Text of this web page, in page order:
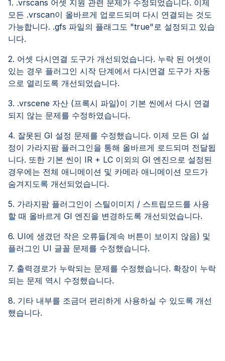
1. .vrscans 어셋 지원 관련 문제가 수정되었습니다. 이제
모든 .vrscan이 올바르게 업로드되며 다시 연결되는 것도
가능합니다. .gfs 파일의 플래그도 "true"로 설정되고 있습
니다.
2. 어셋 다시연결 도구가 개선되었습니다. 누락 된 어셋이
있는 경우 플러그인 시작 단계에서 다시연결 도구가 자동
으로 열리도록 개선되었습니다.
3. .vrscene 자산 (프록시 파일)이 기본 씬에서 다시 연결
되지 않는 문제를 수정하였습니다.
4. 잘못된 GI 설정 문제를 수정했습니다. 이제 모든 GI 설
정이 가라지팜 플러그인을 통해 올바르게 로드되며 전달됩
니다. 또한 기본 씬이 IR + LC 이외의 GI 엔진으로 설정된
경우에는 전체 애니메이션 및 카메라 애니메이션 모드가
숨겨지도록 개선되었습니다.
5. 가라지팜 플러그인이 스틸이미지 / 스트립모드를 사용
할 때 올바르게 GI 엔진을 변경하도록 개선되었습니다.
6. UI에 생겼던 작은 오류들(계속 버튼이 보이지 않음) 및
플러그인 UI 글꼴 문제를 수정했습니다.
7. 출력경로가 누락되는 문제를 수정했습니다. 확장이 누락
되는 문제 역시 수정했습니다.
8. 기타 내부를 조금더 편리하게 사용하실 수 있도록 개선
했습니다.